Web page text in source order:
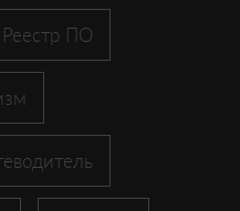
Реестр ПО